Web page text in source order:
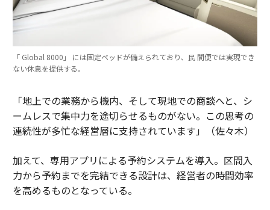
「 Global 8000」 には固定ベッドが備えられており、民 間便では実現でき
ない休息を提供する。
「地上での業務から機内、そして現地での商談へと、シ
ームレスで集中力を途切らせるものがない。この思考の
連続性が多忙な経営層に支持されています」（佐々木）
加えて、専用アプリによる予約システムを導入。区間入
力から予約までを完結できる設計は、経営者の時間効率
を高めるものとなっている。